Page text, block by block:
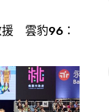
援 雲豹96：